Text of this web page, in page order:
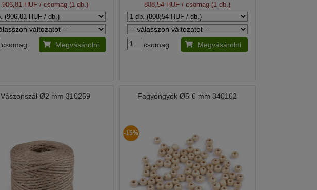
906,81 HUF / csomag (1 db.)
csomag Megvásárolni
808,54 HUF / csomag (1 db.)
csomag Megvásárolni
Vászonszál Ø2 mm 310259 Fagyöngyök Ø5-6 mm 340162
-15%